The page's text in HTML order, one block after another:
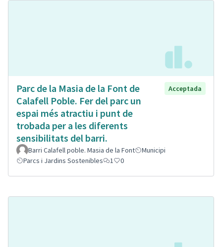
Parc de la Masia de la Font de
Calafell Poble. Fer del parc un
espai més atractiu i punt de
trobada per a les diferents
sensibilitats del barri.
Acceptada
Barri Calafell poble. Masia de la Font
Municipi
Parcs i Jardins Sostenibles
1 0